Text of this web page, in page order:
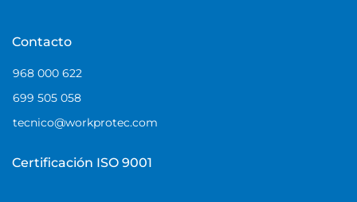
Contacto
968 000 622
699 505 058
tecnico@workprotec.com
Certificación ISO 9001